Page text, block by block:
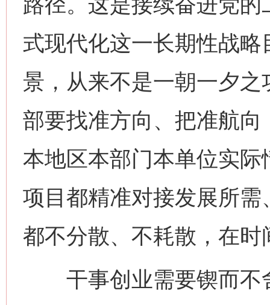
式现代化这一长期性战
景，从来不是一朝一夕
部要找准方向、把准航
本地区本部门本单位实
项目都精准对接发展所
都不分散、不耗散，在
干事创业需要锲而不